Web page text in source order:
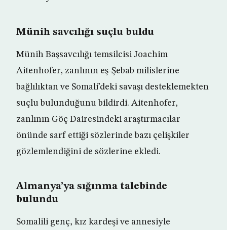
Münih savcılığı suçlu buldu
Münih Başsavcılığı temsilcisi Joachim
Aitenhofer, zanlının eş-Şebab milislerine
bağlılıktan ve Somali’deki savaşı desteklemekten
suçlu bulunduğunu bildirdi. Aitenhofer,
zanlının Göç Dairesindeki araştırmacılar
önünde sarf ettiği sözlerinde bazı çelişkiler
gözlemlendiğini de sözlerine ekledi.
Almanya’ya sığınma talebinde
bulundu
Somalili genç, kız kardeşi ve annesiyle